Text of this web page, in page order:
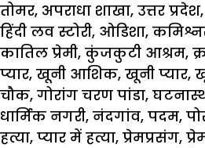
तोमर, अपराधा शाखा, उत्तर प्रदेश,
हिंदी लव स्टोरी, ओडिशा,
कातिल प्रेमी, कुंजकुटी आश्रम,
प्यार, खूनी आशिक, खूनी प्यार,
चौक, गोरांग चरण पांडा,
धार्मिक नगरी, नंदगांव, पदम,
हत्या, प्यार में हत्या, प्रेमप्रसंग,